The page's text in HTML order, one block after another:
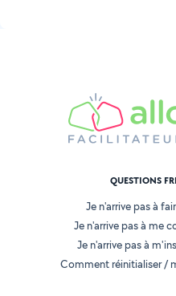
QUESTIONS
Je n'arrive pas à
Je n'arrive pas à me
Je n'arrive pas à
Comment réinitialiser /